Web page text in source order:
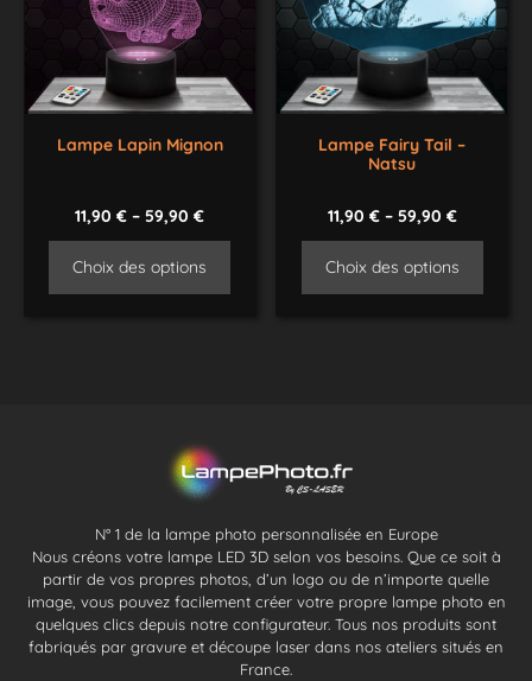
Lampe Lapin Mignon
11,90€ –59,90€
Choix des options
Lampe Fairy Tail –
Natsu
11,90 €– 59,90 €
Choix des options
N° 1 de la lampe photo personnalisée en Europe
Nous créons votre lampe LED 3D selon vos besoins. Que ce soit à
partir de vos propres photos, d’un logo ou de n’importe quelle
image, vous pouvez facilement créer votre propre lampe photo en
quelques clics depuis notre configurateur. Tous nos produits sont
fabriqués par gravure et découpe laser dans nos ateliers situés en
France.